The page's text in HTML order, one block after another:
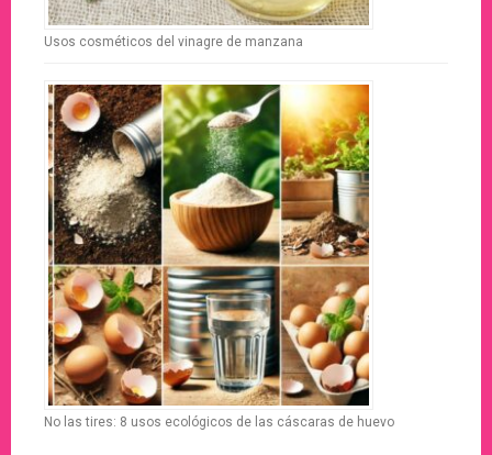
Usos cosméticos del vinagre de manzana
No las tires: 8 usos ecológicos de las cáscaras de huevo